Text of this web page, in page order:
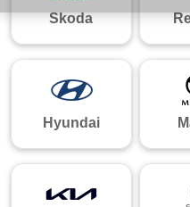
Skoda
Hyundai